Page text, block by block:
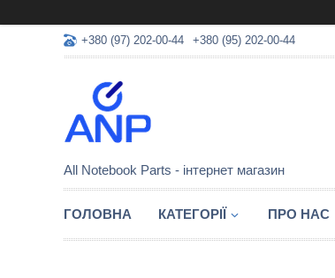
+380 (97) 202-00-44 +380 (95) 202-00-44
All Notebook Parts - інтернет магазин
ГОЛОВНА КАТЕГОРІЇ ПРО НАС